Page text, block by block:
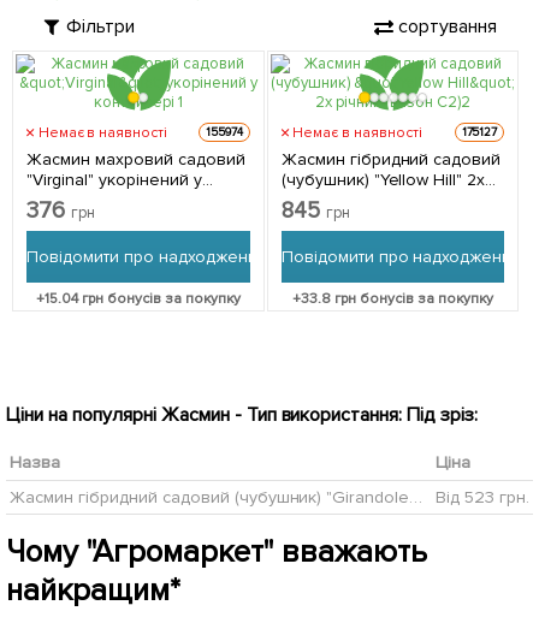
Фільтри сортування
Немає в наявності 155974
Жасмин махровий садовий
"Virginal" укорінений у
контейнері 1 саджанець в
упаковці
376 грн
Повідомити про надходження
+15.04грн бонусів за покупку
Немає в наявності 175127
Жасмин гібридний садовий
(чубушник) "Yellow Hill" 2х
річний (вазон С2) 1
саджанець в упаковці
845 грн
Повідомити про надходження
+33.8 грн бонусів за покупку
Ціни на популярні Жасмин - Тип використання: Під зріз:
Назва
Ціна
Жасмин гібридний садовий (чубушник) "Girandole" висота 65-75см
Від 523 грн.
Чому "Агромаркет" вважають
найкращим*